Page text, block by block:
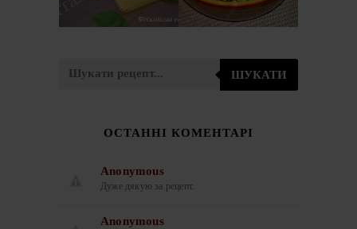
ШУКАТИ
ОСТАННІ КОМЕНТАРІ
Anonymous
Дуже дякую за рецепт.
Anonymous